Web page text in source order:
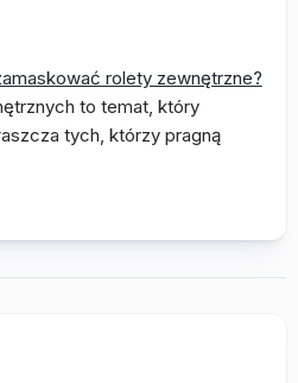
rolety zewnętrzne?
to temat, który
tych, którzy pragną